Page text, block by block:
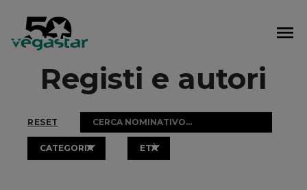
contenuto
Registi e autori
RESET
CATEGORIA ETÀ